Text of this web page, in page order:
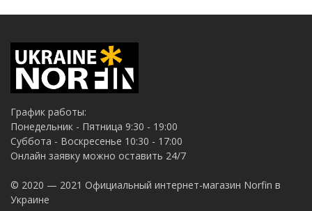
График работы:
Понедельник - Пятница 9:30 - 19:00
Суббота - Воскресенье 10:30 - 17:00
Онлайн заявку можно оставить 24/7
© 2020 — 2021 Официальный интернет-магазин Norfin в
Украине